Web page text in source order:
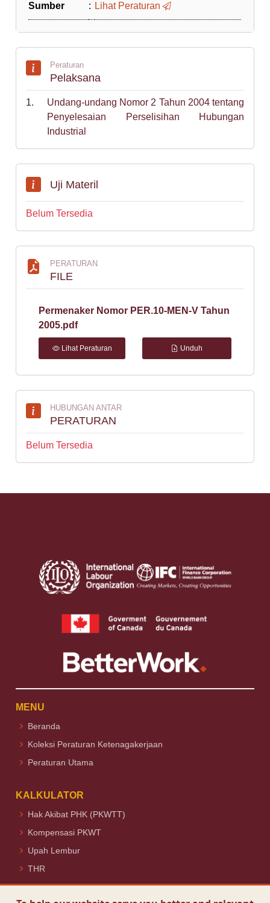
Sumber : Lihat Peraturan
Peraturan
Pelaksana
1.
Undang-undang Nomor 2 Tahun 2004 tentang
Penyelesaian Perselisihan Hubungan
Industrial
Uji Materil
Belum Tersedia
PERATURAN
FILE
Permenaker Nomor PER.10-MEN-V Tahun
2005.pdf
Lihat Peraturan Unduh
HUBUNGAN ANTAR
PERATURAN
Belum Tersedia
MENU
Beranda
Koleksi Peraturan Ketenagakerjaan
Peraturan Utama
KALKULATOR
Hak Akibat PHK (PKWTT)
Kompensasi PKWT
Upah Lembur
THR